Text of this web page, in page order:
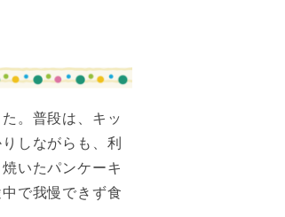
。普段は、キッ
しながらも、利
いたパンケーキ
で我慢できず食